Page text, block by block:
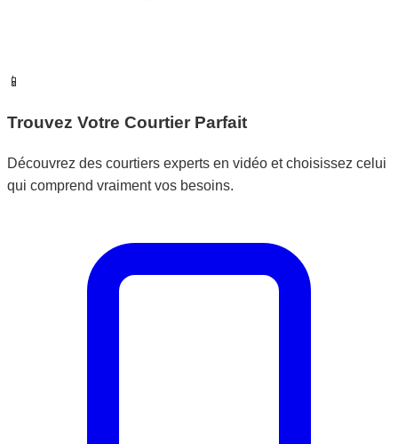
📱
Trouvez Votre Courtier Parfait
Découvrez des courtiers experts en vidéo et choisissez celui
qui comprend vraiment vos besoins.